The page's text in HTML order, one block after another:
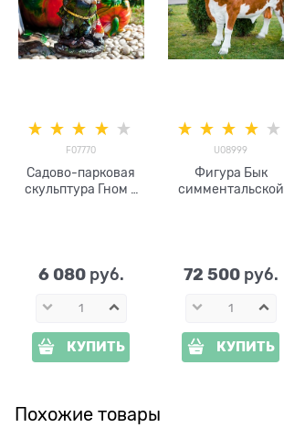
F07770
Садово-парковая
скульптура Гном с
6 080 руб.
КУПИТЬ
U08999
Фигура Бык
симментальской
72 500 руб.
КУПИТЬ
Похожие товары